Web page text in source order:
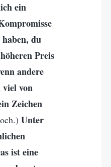
ein
du
Preis
andere
viel von
Zeichen
Unter
ist eine